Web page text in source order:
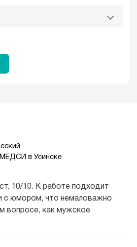
в Усинске
10/10. К работе подходит
с юмором, что немаловажно
вопросе, как мужское